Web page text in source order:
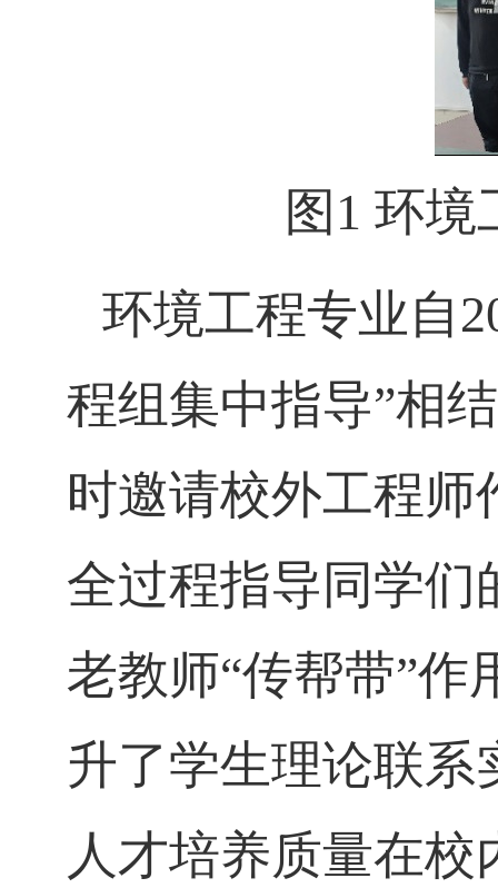
图 1 环境
环境工程专业自
程组集中指导”相
时邀请校外工程
全过程指导同学们
老教师“传帮带”
升了学生理论联系
人才培养质量在校